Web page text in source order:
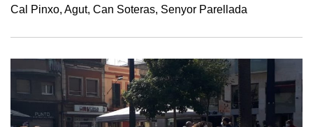
Cal Pinxo, Agut, Can Soteras, Senyor Parellada